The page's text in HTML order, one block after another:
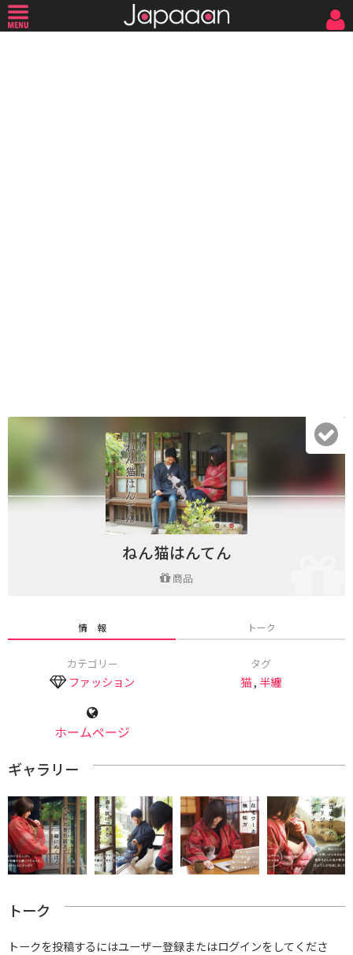
ねん猫はんてん
商品
情 報 トーク
カテゴリー
ファッション
タグ
猫, 半纏
ホームページ
ギャラリー
トーク
トークを投稿するにはユーザー登録またはログインをしてくださ